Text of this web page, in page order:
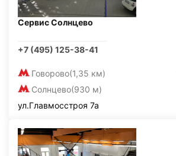
Сервис Солнцево
+7 (495) 125-38-41
Говорово(1,35 км)
Солнцево(930 м)
ул.Главмосстроя 7а